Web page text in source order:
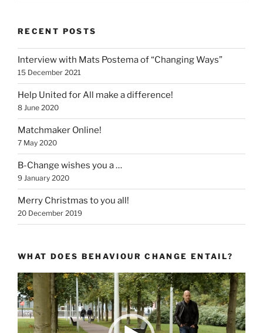
RECENT POSTS
Interview with Mats Postema of “Changing Ways”
15 December 2021
Help United for All make a difference!
8 June 2020
Matchmaker Online!
7 May 2020
B-Change wishes you a …
9 January 2020
Merry Christmas to you all!
20 December 2019
WHAT DOES BEHAVIOUR CHANGE ENTAIL?
Video
Player